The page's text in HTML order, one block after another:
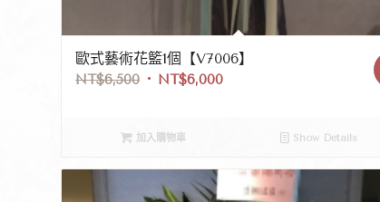
歐式藝術花籃1個【V7006】
NT$6,500 NT$6,000
加入購物車 Show Details